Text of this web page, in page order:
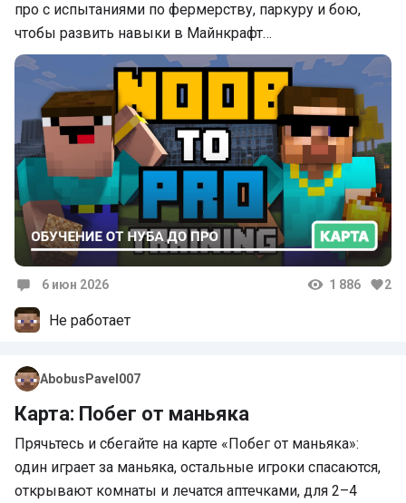
про с испытаниями по фермерству, паркуру и бою,
чтобы развить навыки в Майнкрафт…
6 июн 2026 1 886 2
Не работает
AbobusPavel007
Карта: Побег от маньяка
Прячьтесь и сбегайте на карте «Побег от маньяка»:
один играет за маньяка, остальные игроки спасаются,
открывают комнаты и лечатся аптечками, для 2–4